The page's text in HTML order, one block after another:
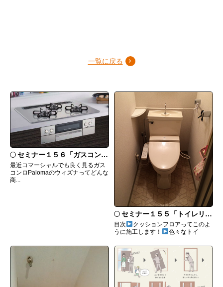
一覧に戻る
セミナー１５６「ガスコンロ Palomaウィズナについて」
最近コマーシャルでも良く見るガス
コンロPalomaのウィズナってどんな
商...
セミナー１５５「トイレリフォームのあれこれ」
目次
クッションフロアってこのよ
うに施工します！
色々なトイ